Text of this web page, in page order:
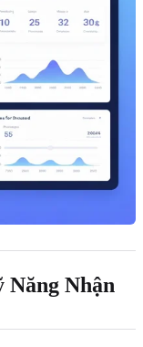
Nhận